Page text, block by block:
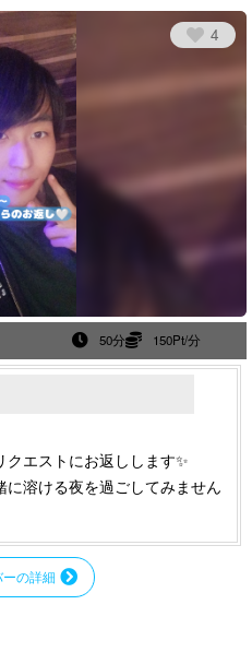
4
50分 150Pt/分
エストにお返しします✨
溶ける夜を過ごしてみません
ーの詳細